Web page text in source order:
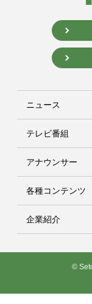
ニュース
テレビ番組
アナウンサー
各種コンテンツ
企業紹介
©